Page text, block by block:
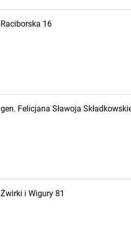
Raciborska 16
gen. Felicjana Sławoja
Żwirki i Wigury 81